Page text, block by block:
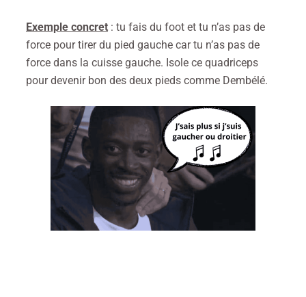
Exemple concret : tu fais du foot et tu n’as pas de
force pour tirer du pied gauche car tu n’as pas de
force dans la cuisse gauche. Isole ce quadriceps
pour devenir bon des deux pieds comme Dembélé.